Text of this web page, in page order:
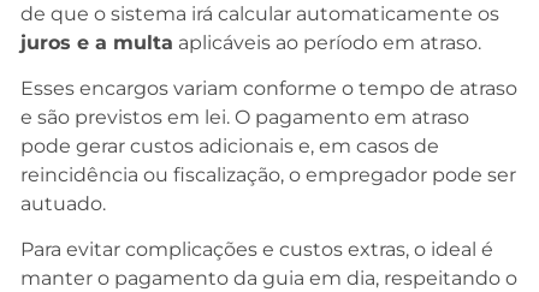
de que o sistema irá calcular automaticamente os
juros e a multa aplicáveis ao período em atraso.
Esses encargos variam conforme o tempo de atraso
e são previstos em lei. O pagamento em atraso
pode gerar custos adicionais e, em casos de
reincidência ou fiscalização, o empregador pode ser
autuado.
Para evitar complicações e custos extras, o ideal é
manter o pagamento da guia em dia, respeitando o